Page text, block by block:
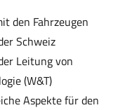
den Fahrzeugen
Schweiz
Leitung von
(W&T)
Aspekte für den